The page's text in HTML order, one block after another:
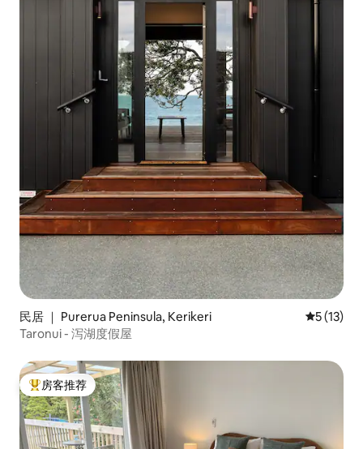
民居 ｜ Purerua Peninsula, Kerikeri 平均评分
5 (13)
Taronui - 泻湖度假屋
热门「房客推荐」
房客推荐